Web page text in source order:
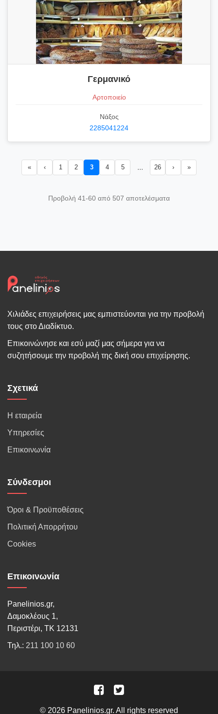
Γερμανικό
Αρτοποιείο
Νάξος
2285041224
« ‹ 1 2 3 4 5 ... 26 › »
Προβολή 41-60 από 507 αποτελέσματα
Χιλιάδες επιχειρήσεις μας εμπιστεύονται για την προβολή
τους στο Διαδίκτυο.
Επικοινώνησε και εσύ μαζί μας σήμερα για να
συζητήσουμε την προβολή της δική σου επιχείρησης.
Σχετικά
Η εταιρεία
Υπηρεσίες
Επικοινωνία
Σύνδεσμοι
Όροι & Προϋποθέσεις
Πολιτική Απορρήτου
Cookies
Επικοινωνία
Panelinios.gr,
Δαμοκλέους 1,
Περιστέρι, ΤΚ 12131
Τηλ.: 211 100 10 60
© 2026 Panelinios.gr. All rights reserved